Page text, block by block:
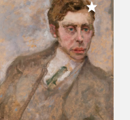
hinzufügen
Meiner